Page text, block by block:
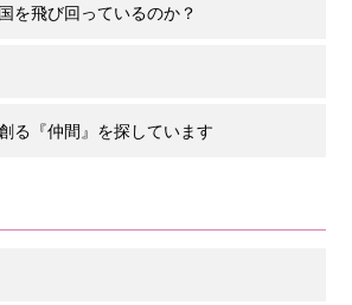
を飛び回っているのか？
る『仲間』を探しています